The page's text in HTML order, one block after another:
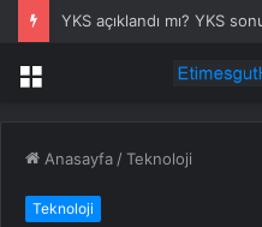
Menü
Anasayfa /Teknoloji
Teknoloji